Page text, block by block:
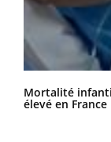
Mortalité
élevé en France